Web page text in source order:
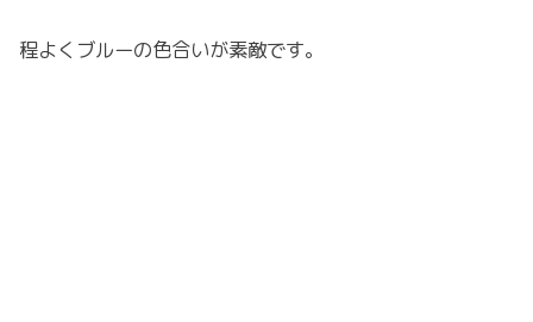
程よくブルーの色合いが素敵です。